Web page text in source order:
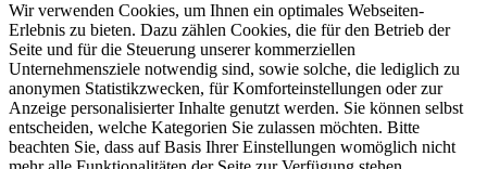
Wir verwenden Cookies, um Ihnen ein optimales Webseiten-
Erlebnis zu bieten. Dazu zählen Cookies, die für den Betrieb der
Seite und für die Steuerung unserer kommerziellen
Unternehmensziele notwendig sind, sowie solche, die lediglich zu
anonymen Statistikzwecken, für Komforteinstellungen oder zur
Anzeige personalisierter Inhalte genutzt werden. Sie können selbst
entscheiden, welche Kategorien Sie zulassen möchten. Bitte
beachten Sie, dass auf Basis Ihrer Einstellungen womöglich nicht